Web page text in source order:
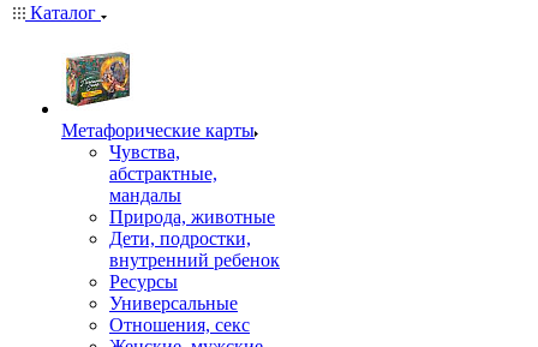
Каталог
Mетафорические карты
Чувства,
абстрактные,
мандалы
Природа, животные
Дети, подростки,
внутренний ребенок
Ресурсы
Универсальные
Отношения, секс